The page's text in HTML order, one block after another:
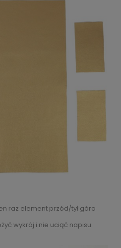
raz element przód/tył góra
wykrój i nie uciąć napisu.